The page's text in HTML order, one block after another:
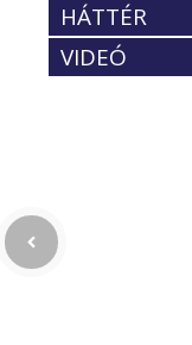
HÁTTÉR
VIDEÓ